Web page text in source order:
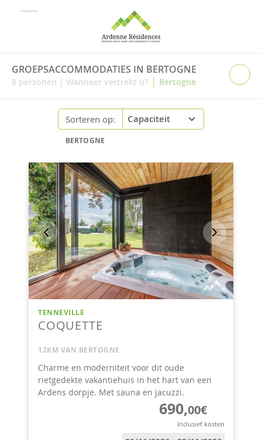
GROEPSACCOMMODATIES IN BERTOGNE
8 personen | Wanneer vertrekt u? | Bertogne
Sorteren op:
BERTOGNE